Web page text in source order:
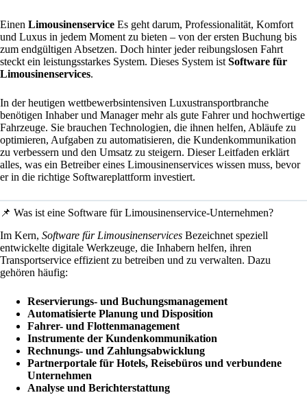
Einen Limousinenservice Es geht darum, Professionalität, Komfort
und Luxus in jedem Moment zu bieten – von der ersten Buchung bis
zum endgültigen Absetzen. Doch hinter jeder reibungslosen Fahrt
steckt ein leistungsstarkes System. Dieses System ist Software für
Limousinenservices.
In der heutigen wettbewerbsintensiven Luxustransportbranche
benötigen Inhaber und Manager mehr als gute Fahrer und hochwertige
Fahrzeuge. Sie brauchen Technologien, die ihnen helfen, Abläufe zu
optimieren, Aufgaben zu automatisieren, die Kundenkommunikation
zu verbessern und den Umsatz zu steigern. Dieser Leitfaden erklärt
alles, was ein Betreiber eines Limousinenservices wissen muss, bevor
er in die richtige Softwareplattform investiert.
📌 Was ist eine Software für Limousinenservice-Unternehmen?
Im Kern, Software für Limousinenservices Bezeichnet speziell
entwickelte digitale Werkzeuge, die Inhabern helfen, ihren
Transportservice effizient zu betreiben und zu verwalten. Dazu
gehören häufig:
Reservierungs- und Buchungsmanagement
Automatisierte Planung und Disposition
Fahrer- und Flottenmanagement
Instrumente der Kundenkommunikation
Rechnungs- und Zahlungsabwicklung
Partnerportale für Hotels, Reisebüros und verbundene
Unternehmen
Analyse und Berichterstattung